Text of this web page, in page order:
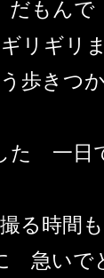
だもんで
リギリ
歩きつ
た 一日
る時間
急いで